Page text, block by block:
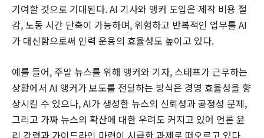
기여할 것으로 기대된다. AI 기사와 앵커 도입은 제작 비용 절
감, 노동 시간 단축이 가능하며, 위험하고 반복적인 업무를 AI
가 대신함으로써 인력 운용의 효율성도 높이고 있다.
예를 들어, 주말 뉴스를 위해 앵커와 기자, 스태프가 근무하는
상황에서 AI 앵커가 보도를 전달하는 방식은 경영 효율성을 향
상시킬 수 있으나, AI가 생성한 뉴스의 신뢰성과 공정성 문제,
그리고 가짜 뉴스의 확산에 대한 우려도 커지고 있어 언론 윤
리 강령과 가이드라인 마련이 시급한 과제로 떠오르고 있다.